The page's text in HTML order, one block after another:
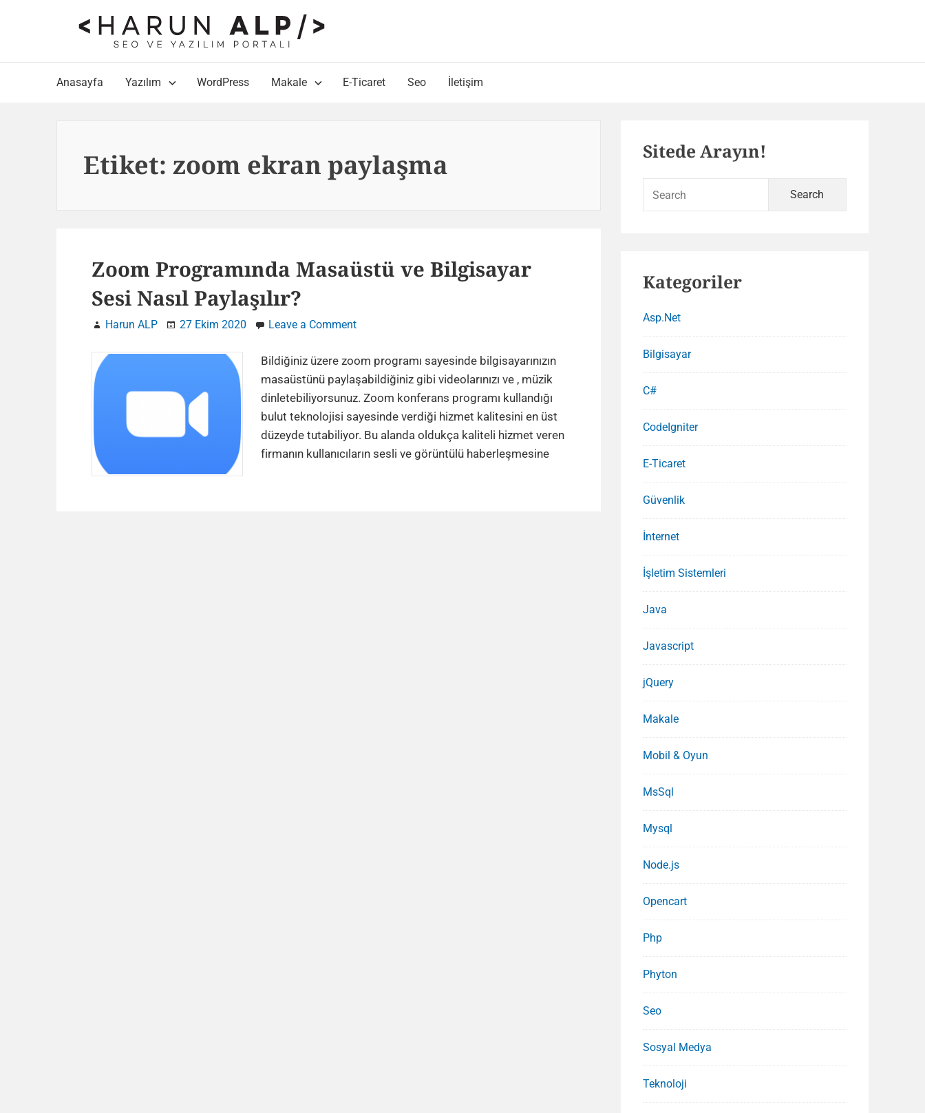
Anasayfa Yazılım WordPress Makale E-Ticaret Seo İletişim
Etiket:zoom ekran paylaşma
Zoom Programında Masaüstü ve Bilgisayar
Sesi Nasıl Paylaşılır?
Harun ALP 27 Ekim 2020 Leave a Commenton
Programında
Masaüstü
ve
Bilgisayar
Sesi
Nasıl
Bildiğiniz üzere zoom programı sayesinde bilgisayarınızın
masaüstünü paylaşabildiğiniz gibi videolarınızı ve , müzik
dinletebiliyorsunuz. Zoom konferans programı kullandığı
bulut teknolojisi sayesinde verdiği hizmet kalitesini en üst
düzeyde tutabiliyor. Bu alanda oldukça kaliteli hizmet veren
firmanın kullanıcıların sesli ve görüntülü haberleşmesine
Sidebar
Sitede Arayın!
Kategoriler
Asp.Net
Bilgisayar
C#
CodeIgniter
E-Ticaret
Güvenlik
İnternet
İşletim Sistemleri
Java
Javascript
jQuery
Makale
Mobil & Oyun
MsSql
Mysql
Node.js
Opencart
Php
Phyton
Seo
Sosyal Medya
Teknoloji